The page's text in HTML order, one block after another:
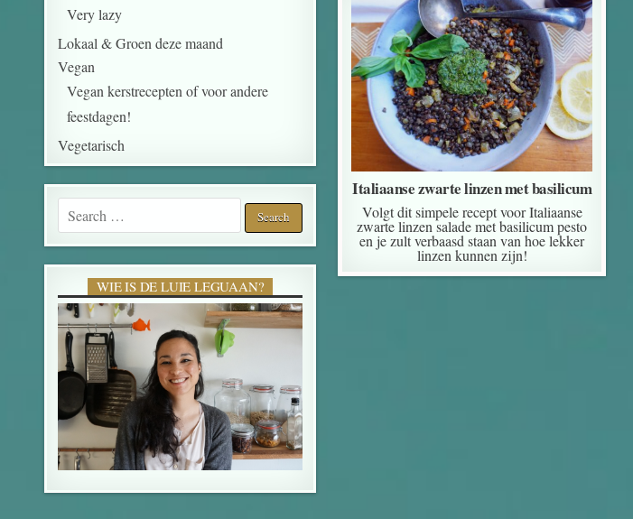
Italiaanse zwarte linzen met basilicum
Volgt dit simpele recept voor Italiaanse
zwarte linzen salade met basilicum pesto
en je zult verbaasd staan van hoe lekker
linzen kunnen zijn!
Very lazy
Lokaal & Groen deze maand
Vegan
Vegan kerstrecepten of voor andere
feestdagen!
Vegetarisch
Search for:
WIE IS DE LUIE LEGUAAN?